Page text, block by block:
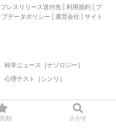
順 さがす
プレスリリース送付先 利用規約
プ
データポリシー 運営会社
サイト
科学ニュース［ナゾロジー］
心理テスト［シンリ］